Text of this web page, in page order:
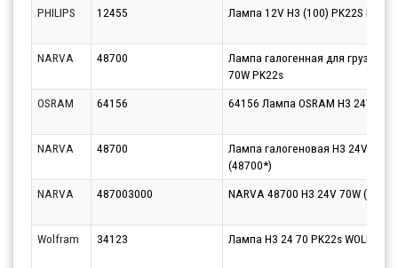
PHILIPS 12455 Лампа 12V H3 (100) PK22S
NARVA 48700
Лампа галогенная для
70W PK22s
OSRAM
64156 64156 Лампа OSRAM H3 24V
NARVA 48700
Лампа галогеновая H3 24V 70W
(48700*)
NARVA
487003000 NARVA 48700 H3 24V 70W
Wolfram 34123 Лампа Н3 24 70 PK22s